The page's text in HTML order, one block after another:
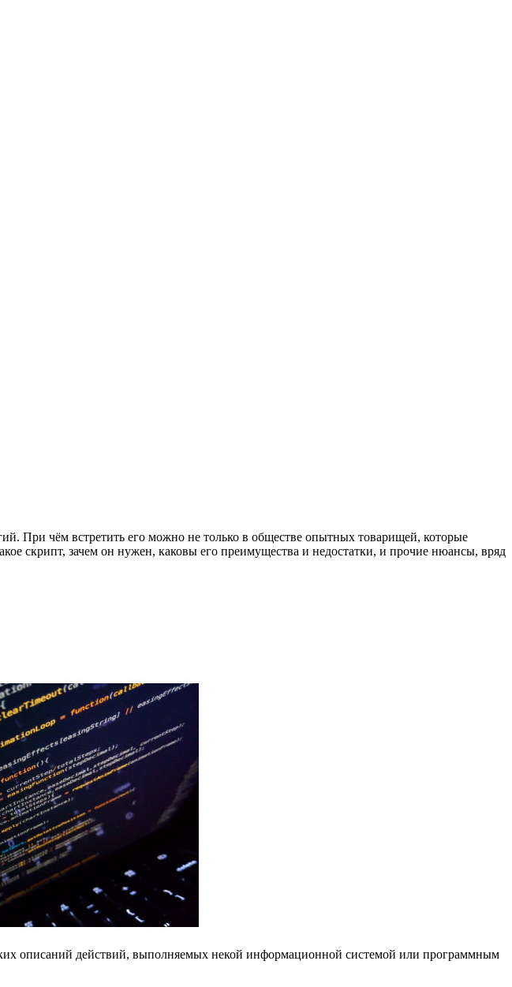
При чём встретить его можно не только в обществе опытных товарищей, которые
скрипт, зачем он нужен, каковы его преимущества и недостатки, и прочие нюансы, вряд
описаний действий, выполняемых некой информационной системой или программным